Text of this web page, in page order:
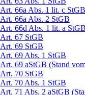
Art. 66a Abs. 1 lit. c StGB
Art. 66a Abs. 2 StGB
Art. 66d Abs. 1 lit. a StGB
Art. 67 StGB
Art. 69 StGB
Art. 69 Abs. 1 StGB
Art. 69 aStGB (Stand
Art. 70 StGB
Art. 70 Abs. 1 StGB
Art. 71 Abs. 2 aStGB